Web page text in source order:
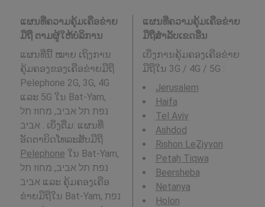
ແຜນທີ່ຄວາມຄຸ້ມເຄືອຂ່າຍ
ມືຖື ຕາມຜູ້ໃຫ້ບໍລິການ
ແຜນທີ່ນີ້ ໝາຍ ເຖິງການ
ຄຸ້ມຄອງຂອງເຄືອຂ່າຍມືຖື
Pelephone 2G, 3G, 4G
ແລະ 5G ໃນ Bat-Yam,
נפת תל אביב, מחוז תל
אביב . ເບິ່ງຕື່ມ: ແຜນທີ່
ອັດຕາບິດໂທລະສັບມືຖື
Pelephone ໃນ Bat-Yam,
נפת תל אביב, מחוז תל
אביב ແລະ ຄຸ້ມຄອງເຄືອ
ຂ່າຍມືຖືໃນ Bat-Yam, נפת
ແຜນທີ່ຄວາມຄຸ້ມເຄືອຂ່າຍ
ມືຖືສໍາລັບເຂດອື່ນ
ເບິ່ງການຄຸ້ມຄອງເຄືອຂ່າຍ
ມືຖືໃນ 3G / 4G / 5G :
Jerusalem
Haifa
Tel Aviv
Ashdod
Rishon LeẔiyyon
Petaẖ Tiqwa
Beersheba
Netanya
H̱olon